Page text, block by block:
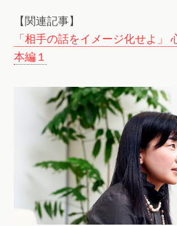
【関連記事】
「相手の話をイメージ化せよ」
本編１